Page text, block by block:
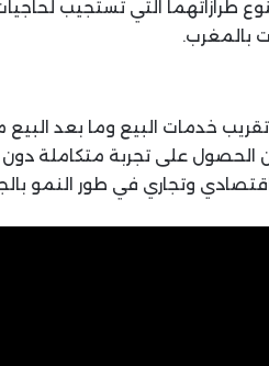
طرازاتهما التي تستجيب
بالمغرب.
خدمات البيع وما بعد البيع
الحصول على تجربة متكاملة دون
وتجاري في طور النمو